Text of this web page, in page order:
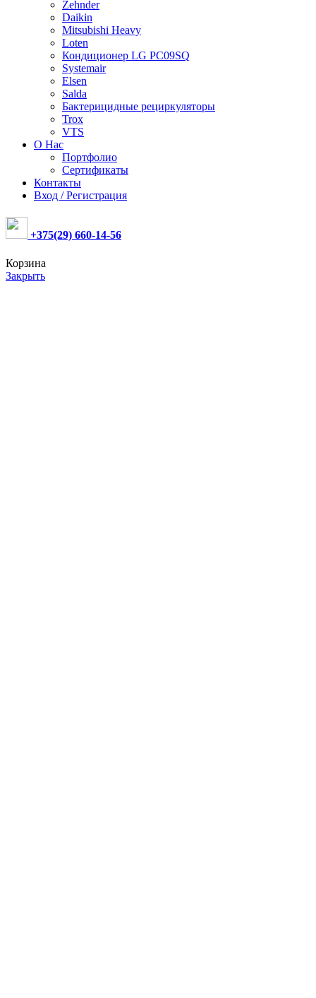
Zehnder
Daikin
Mitsubishi Heavy
Loten
Кондиционер LG PC09SQ
Systemair
Elsen
Salda
Бактерицидные рециркуляторы
Trox
VTS
О Нас
Портфолио
Сертификаты
Контакты
Вход / Регистрация
+375(29) 660-14-56
Корзина
Закрыть